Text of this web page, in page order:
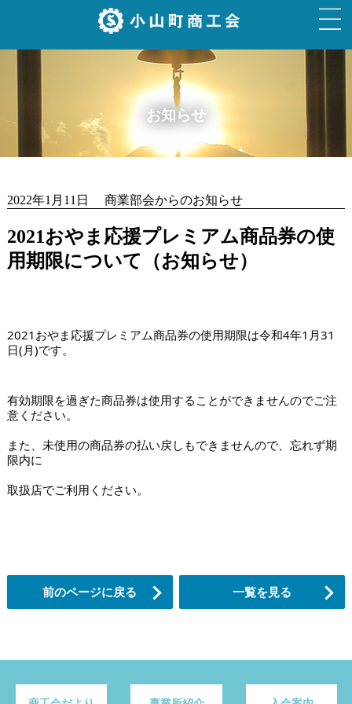
お知らせ
2022年1月11日 商業部会からのお知らせ
2021おやま応援プレミアム商品券の使
用期限について（お知らせ）
2021おやま応援プレミアム商品券の使用期限は令和4年1月31
日(月)です。
有効期限を過ぎた商品券は使用することができませんのでご注
意ください。
また、未使用の商品券の払い戻しもできませんので、忘れず期
限内に
取扱店でご利用ください。
前のページに戻る 一覧を見る